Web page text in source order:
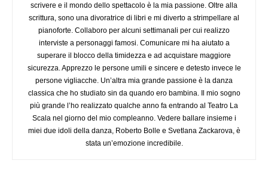
scrivere e il mondo dello spettacolo è la mia passione. Oltre alla
scrittura, sono una divoratrice di libri e mi diverto a strimpellare al
pianoforte. Collaboro per alcuni settimanali per cui realizzo
interviste a personaggi famosi. Comunicare mi ha aiutato a
superare il blocco della timidezza e ad acquistare maggiore
sicurezza. Apprezzo le persone umili e sincere e detesto invece le
persone vigliacche. Un’altra mia grande passione è la danza
classica che ho studiato sin da quando ero bambina. Il mio sogno
più grande l’ho realizzato qualche anno fa entrando al Teatro La
Scala nel giorno del mio compleanno. Vedere ballare insieme i
miei due idoli della danza, Roberto Bolle e Svetlana Zackarova, è
stata un’emozione incredibile.